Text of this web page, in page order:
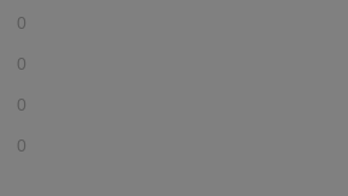
0
0
0
0